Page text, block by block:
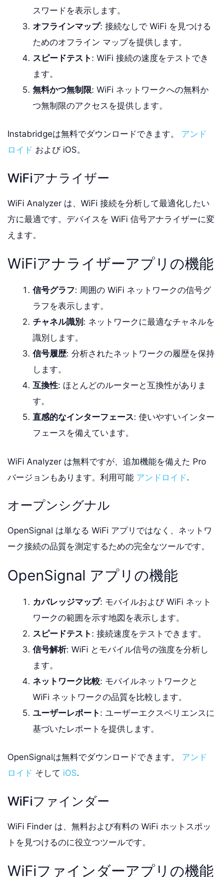
スワードを表示します。
オフラインマップ: 接続なしで WiFi を見つける
ためのオフライン マップを提供します。
スピードテスト : WiFi 接続の速度をテストでき
ます。
無料かつ無制限: WiFi ネットワークへの無料か
つ無制限のアクセスを提供します。
Instabridgeは無料でダウンロードできます。 アンド
ロイド および iOS。
WiFiアナライザー
WiFi Analyzer は、WiFi 接続を分析して最適化したい
方に最適です。デバイスを WiFi 信号アナライザーに変
えます。
WiFiアナライザーアプリの機能
信号グラフ: 周囲の WiFi ネットワークの信号グ
ラフを表示します。
チャネル識別 : ネットワークに最適なチャネルを
識別します。
信号履歴: 分析されたネットワークの履歴を保持
します。
互換性: ほとんどのルーターと互換性がありま
す。
直感的なインターフェース: 使いやすいインター
フェースを備えています。
WiFi Analyzer は無料ですが、追加機能を備えた Pro
バージョンもあります。利用可能 アンドロイド.
オープンシグナル
OpenSignal は単なる WiFi アプリではなく、ネットワ
ーク接続の品質を測定するための完全なツールです。
OpenSignal アプリの機能
カバレッジマップ: モバイルおよび WiFi ネット
ワークの範囲を示す地図を表示します。
スピードテスト : 接続速度をテストできます。
信号解析: WiFi とモバイル信号の強度を分析し
ます。
ネットワーク比較: モバイルネットワークと
WiFi ネットワークの品質を比較します。
ユーザーレポート : ユーザーエクスペリエンスに
基づいたレポートを提供します。
OpenSignalは無料でダウンロードできます。 アンド
ロイド そして iOS.
WiFiファインダー
WiFi Finder は、無料および有料の WiFi ホットスポッ
トを見つけるのに役立つツールです。
WiFiファインダーアプリの機能